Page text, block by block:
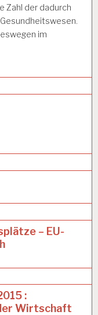
Zahl der dadurch
im
– EU-
:
Wirtschaft